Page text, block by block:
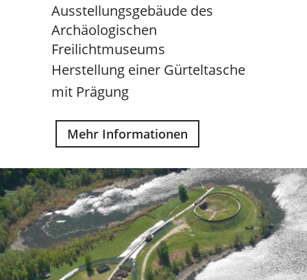
Ausstellungsgebäude des
Archäologischen
Freilichtmuseums
Herstellung einer Gürteltasche
mit Prägung
Mehr Informationen